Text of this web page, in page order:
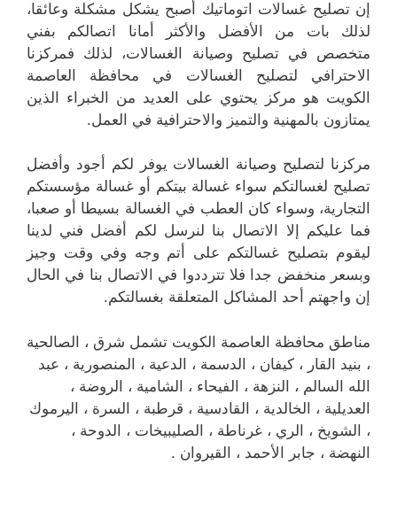
إن تصليح غسالات اتوماتيك أصبح يشكل مشكلة وعائقا،
لذلك بات من الأفضل والأكثر أمانا اتصالكم بفني
متخصص في تصليح وصيانة الغسالات، لذلك فمركزنا
الاحترافي لتصليح الغسالات في محافظة العاصمة
الكويت هو مركز يحتوي على العديد من الخبراء الذين
يمتازون بالمهنية والتميز والاحترافية في العمل.
مركزنا لتصليح وصيانة الغسالات يوفر لكم أجود وأفضل
تصليح لغسالتكم سواء غسالة بيتكم أو غسالة مؤسستكم
التجارية، وسواء كان العطب في الغسالة بسيطا أو صعبا،
فما عليكم إلا الاتصال بنا لنرسل لكم أفضل فني لدينا
ليقوم بتصليح غسالتكم على أتم وجه وفي وقت وجيز
وبسعر منخفض جدا فلا تترددوا في الاتصال بنا في الحال
إن واجهتم أحد المشاكل المتعلقة بغسالتكم.
مناطق محافظة العاصمة الكويت تشمل شرق ، الصالحية
، بنيد القار ، كيفان ، الدسمة ، الدعية ، المنصورية ، عبد
الله السالم ، النزهة ، الفيحاء ، الشامية ، الروضة ،
العديلية ، الخالدية ، القادسية ، قرطبة ، السرة ، اليرموك
، الشويخ ، الري ، غرناطة ، الصليبيخات ، الدوحة ،
النهضة ، جابر الأحمد ، القيروان .